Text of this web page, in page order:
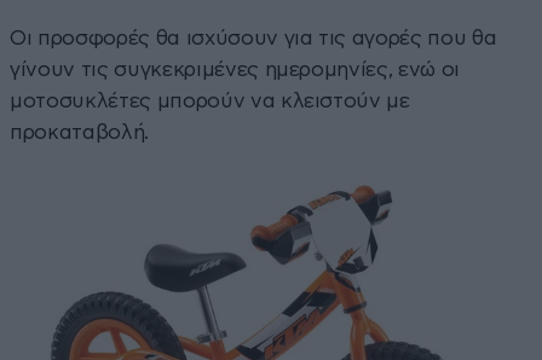
Οι προσφορές θα ισχύσουν για τις αγορές που θα
γίνουν τις συγκεκριμένες ημερομηνίες, ενώ οι
μοτοσυκλέτες μπορούν να κλειστούν με
προκαταβολή.